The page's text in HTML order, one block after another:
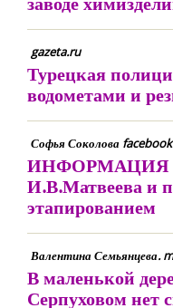
gazeta.ru
Турецкая
водометами и
Софья Соколова
ИНФОРМАЦИЯ о
И.В.Матвеева и
этапированием
Валентина Семьянцева.
В маленькой
Серпуховом нет